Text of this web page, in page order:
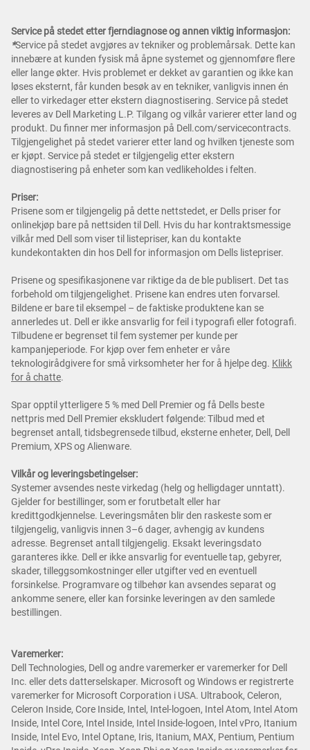
Service på stedet etter fjerndiagnose og annen viktig informasjon:
*Service på stedet avgjøres av tekniker og problemårsak. Dette kan
innebære at kunden fysisk må åpne systemet og gjennomføre flere
eller lange økter. Hvis problemet er dekket av garantien og ikke kan
løses eksternt, får kunden besøk av en tekniker, vanligvis innen én
eller to virkedager etter ekstern diagnostisering. Service på stedet
leveres av Dell Marketing L.P. Tilgang og vilkår varierer etter land og
produkt. Du finner mer informasjon på Dell.com/servicecontracts.
Tilgjengelighet på stedet varierer etter land og hvilken tjeneste som
er kjøpt. Service på stedet er tilgjengelig etter ekstern
diagnostisering på enheter som kan vedlikeholdes i felten.
Priser:
Prisene som er tilgjengelig på dette nettstedet, er Dells priser for
onlinekjøp bare på nettsiden til Dell. Hvis du har kontraktsmessige
vilkår med Dell som viser til listepriser, kan du kontakte
kundekontakten din hos Dell for informasjon om Dells listepriser.
Prisene og spesifikasjonene var riktige da de ble publisert. Det tas
forbehold om tilgjengelighet. Prisene kan endres uten forvarsel.
Bildene er bare til eksempel – de faktiske produktene kan se
annerledes ut. Dell er ikke ansvarlig for feil i typografi eller fotografi.
Tilbudene er begrenset til fem systemer per kunde per
kampanjeperiode. For kjøp over fem enheter er våre
teknologirådgivere for små virksomheter her for å hjelpe deg. Klikk
for å chatte.
Spar opptil ytterligere 5 % med Dell Premier og få Dells beste
nettpris med Dell Premier ekskludert følgende: Tilbud med et
begrenset antall, tidsbegrensede tilbud, eksterne enheter, Dell, Dell
Premium, XPS og Alienware.
Vilkår og leveringsbetingelser:
Systemer avsendes neste virkedag (helg og helligdager unntatt).
Gjelder for bestillinger, som er forutbetalt eller har
kredittgodkjennelse. Leveringsmåten blir den raskeste som er
tilgjengelig, vanligvis innen 3–6 dager, avhengig av kundens
adresse. Begrenset antall tilgjengelig. Eksakt leveringsdato
garanteres ikke. Dell er ikke ansvarlig for eventuelle tap, gebyrer,
skader, tilleggsomkostninger eller utgifter ved en eventuell
forsinkelse. Programvare og tilbehør kan avsendes separat og
ankomme senere, eller kan forsinke leveringen av den samlede
bestillingen.
Varemerker:
Dell Technologies, Dell og andre varemerker er varemerker for Dell
Inc. eller dets datterselskaper. Microsoft og Windows er registrerte
varemerker for Microsoft Corporation i USA. Ultrabook, Celeron,
Celeron Inside, Core Inside, Intel, Intel-logoen, Intel Atom, Intel Atom
Inside, Intel Core, Intel Inside, Intel Inside-logoen, Intel vPro, Itanium
Inside, Intel Evo, Intel Optane, Iris, Itanium, MAX, Pentium, Pentium